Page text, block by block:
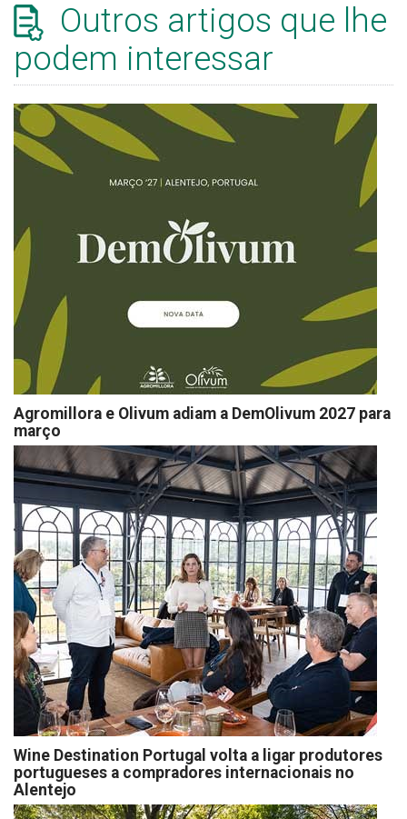
Outros artigos que lhe
podem interessar
Agromillora e Olivum adiam a DemOlivum 2027 para
março
Wine Destination Portugal volta a ligar produtores
portugueses a compradores internacionais no
Alentejo